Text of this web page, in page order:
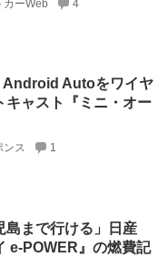
カーWeb 4
Autoをワイヤ
キャスト『ミニ・オー
ンス 1
島まで行ける」日産
e-POWER』の燃費記